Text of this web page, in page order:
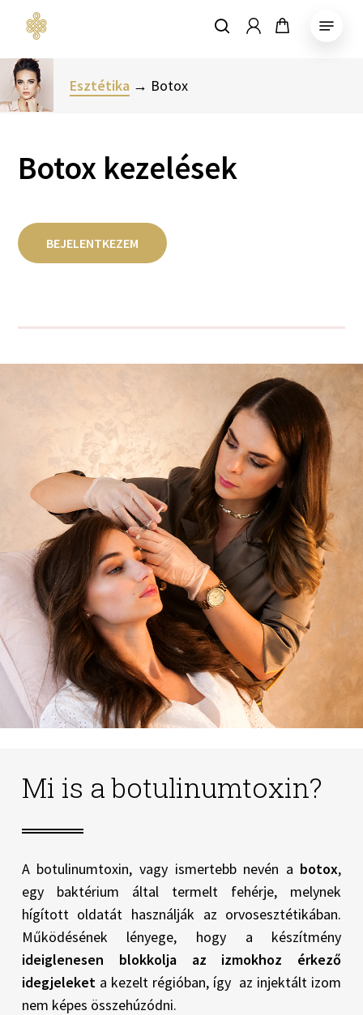
main
content
keresés
account
Esztétika → Botox
Botox kezelések
BEJELENTKEZEM
Mi is a botulinumtoxin?
A botulinumtoxin, vagy ismertebb nevén a botox,
egy baktérium által termelt fehérje, melynek
hígított oldatát használják az orvosesztétikában.
Működésének lényege, hogy a készítmény
ideiglenesen blokkolja az izmokhoz érkező
idegjeleket a kezelt régióban, így az injektált izom
nem képes összehúzódni.